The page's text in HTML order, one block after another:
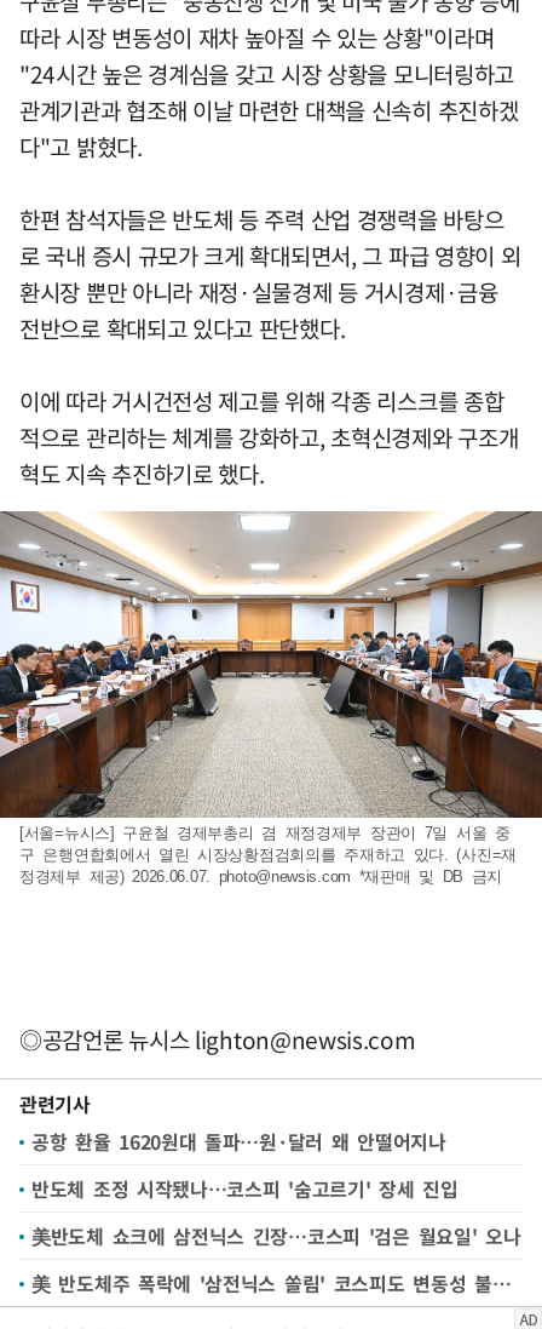
따라 시장 변동성이 재차 높아질 수 있는 상황"이라며
"24시간 높은 경계심을 갖고 시장 상황을 모니터링하고
관계기관과 협조해 이날 마련한 대책을 신속히 추진하겠
다"고 밝혔다.
한편 참석자들은 반도체 등 주력 산업 경쟁력을 바탕으
로 국내 증시 규모가 크게 확대되면서, 그 파급 영향이 외
환시장 뿐만 아니라 재정·실물경제 등 거시경제·금융
전반으로 확대되고 있다고 판단했다.
이에 따라 거시건전성 제고를 위해 각종 리스크를 종합
적으로 관리하는 체계를 강화하고, 초혁신경제와 구조개
혁도 지속 추진하기로 했다.
[서울=뉴시스] 구윤철 경제부총리 겸 재정경제부 장관이 7일 서울 중
구 은행연합회에서 열린 시장상황점검회의를 주재하고 있다. (사진=재
정경제부 제공) 2026.06.07. photo@newsis.com *재판매 및 DB 금지
◎공감언론 뉴시스lighton@newsis.com
관련기사
공항 환율 1620원대 돌파…원·달러 왜 안떨어지나
반도체 조정 시작됐나…코스피 '숨고르기' 장세 진입
美반도체 쇼크에 삼전닉스 긴장…코스피 '검은 월요일' 오나
美 반도체주 폭락에 '삼전닉스 쏠림' 코스피도 변동성 불가피[주간증시전망]